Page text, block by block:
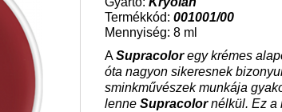
Termékkód: 001001/00
Mennyiség: 8 ml
ASupracoloregy krémes
óta nagyon sikeresnek
sminkművészek munkája
lenne Supracolornélkül. Ez a